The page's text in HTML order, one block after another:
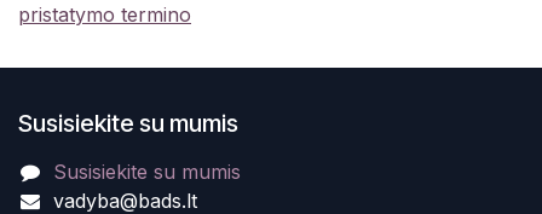
pristatymo termino
Susisiekite su mumis
Susisiekite su mumis
vadyba@bads.lt